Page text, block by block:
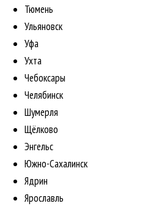
Тюмень
Ульяновск
Уфа
Ухта
Чебоксары
Челябинск
Шумерля
Щёлково
Энгельс
Южно-Сахалинск
Ядрин
Ярославль